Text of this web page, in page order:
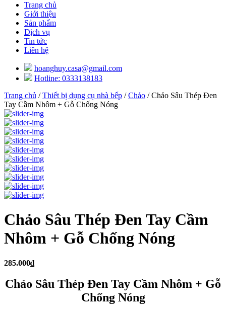
Trang chủ
Giới thiệu
Sản phẩm
Dịch vụ
Tin tức
Liên hệ
hoanghuy.casa@gmail.com
Hotline: 0333138183
Trang chủ /Thiết bị dụng cụ nhà bếp /Chảo / Chảo Sâu Thép Đen
Tay Cầm Nhôm + Gỗ Chống Nóng
Chảo Sâu Thép Đen Tay Cầm
Nhôm + Gỗ Chống Nóng
285.000₫
Chảo Sâu Thép Đen Tay Cầm Nhôm + Gỗ
Chống Nóng